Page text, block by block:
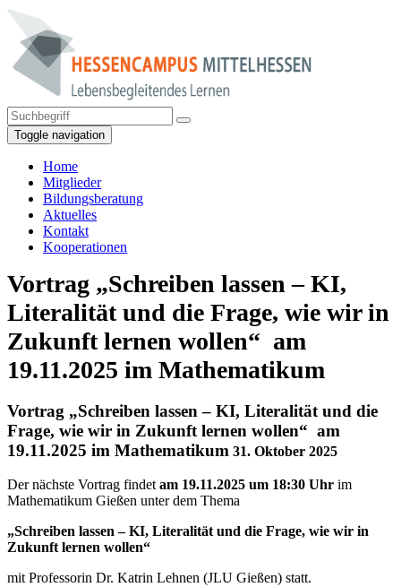
Toggle navigation
Home
Mitglieder
Bildungsberatung
Aktuelles
Kontakt
Kooperationen
Vortrag „Schreiben lassen – KI,
Literalität und die Frage, wie wir in
Zukunft lernen wollen“ am
19.11.2025 im Mathematikum
Vortrag „Schreiben lassen – KI, Literalität und die
Frage, wie wir in Zukunft lernen wollen“ am
19.11.2025 im Mathematikum 31. Oktober 2025
Der nächste Vortrag findetam 19.11.2025 um 18:30 Uhr im
Mathematikum Gießen unter dem Thema
„Schreiben lassen – KI, Literalität und die Frage, wie wir in
Zukunft lernen wollen“
mit Professorin Dr. Katrin Lehnen (JLU Gießen) statt.